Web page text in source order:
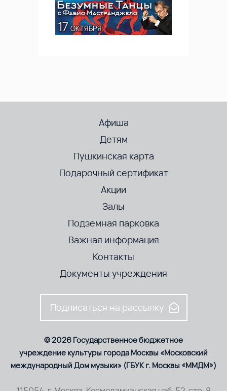
Афиша
Детям
Пушкинская карта
Подарочный сертификат
Акции
Залы
Подземная парковка
Важная информация
Контакты
Документы учреждения
Подписаться на рассылку
© 2026 Государственное бюджетное
учреждение культуры города Москвы «Московский
международный Дом музыки» (ГБУК г. Москвы «ММДМ»)